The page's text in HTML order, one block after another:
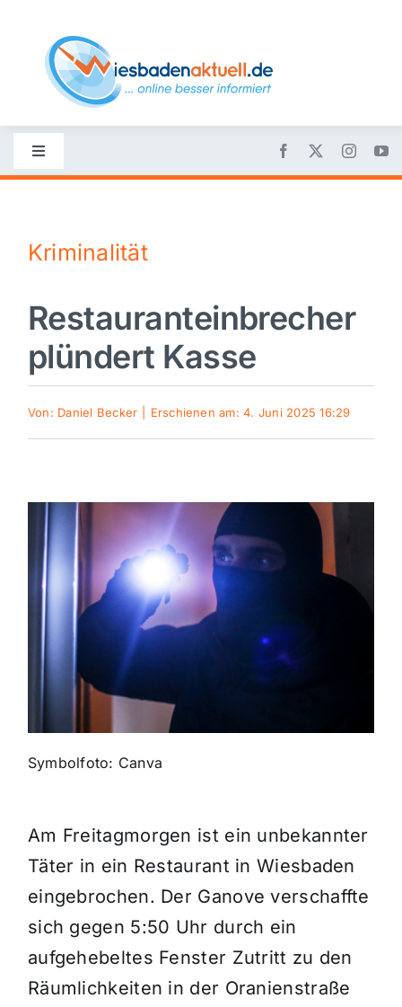
content
Toggle
Navigation
Nachrichten
Politik
Wirtschaft
Sport
Panorama
Mein Stadtteil
Galerie
Verkehrsmeldungen
Themen und Termine
Gewinnspiele
Kriminalität
Restauranteinbrecher
plündert Kasse
Von: Daniel Becker Erschienen am: 4. Juni 2025 16:29
Symbolfoto: Canva
Am Freitagmorgen ist ein unbekannter
Täter in ein Restaurant in Wiesbaden
eingebrochen. Der Ganove verschaffte
sich gegen 5:50 Uhr durch ein
aufgehebeltes Fenster Zutritt zu den
Räumlichkeiten in der Oranienstraße